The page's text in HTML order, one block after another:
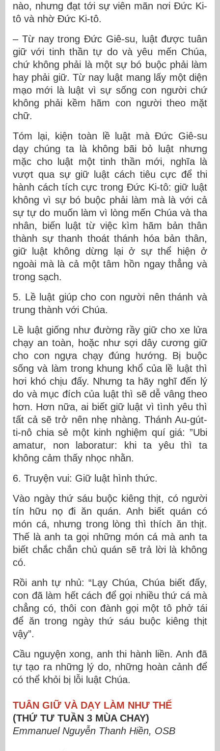
nào, nhưng đạt tới sự viên mãn nơi Đức Ki-
tô và nhờ Đức Ki-tô.
– Từ nay trong Đức Giê-su, luật được tuân
giữ với tinh thần tự do và yêu mến Chúa,
chứ không phải là một sự bó buộc phải làm
hay phải giữ. Từ nay luật mang lấy một diện
mạo mới là luật vì sự sống con người chứ
không phải kềm hãm con người theo mặt
chữ.
Tóm lại, kiện toàn lề luật mà Đức Giê-su
dạy chúng ta là không bãi bỏ luật nhưng
mặc cho luật một tinh thần mới, nghĩa là
vượt qua sự giữ luật cách tiêu cực để thi
hành cách tích cực trong Đức Ki-tô: giữ luật
không vì sự bó buộc phải làm mà là với cả
sự tự do muốn làm vì lòng mến Chúa và tha
nhân, biến luật từ việc kìm hãm bản thân
thành sự thanh thoát thánh hóa bản thân,
giữ luật không dừng lại ở sự thể hiện ở
ngoài mà là cả một tâm hồn ngay thẳng và
trong sạch.
5. Lề luật giúp cho con người nên thánh và
trung thành với Chúa.
Lề luật giống như đường rầy giữ cho xe lửa
chạy an toàn, hoặc như sợi dây cương giữ
cho con ngựa chạy đúng hướng. Bị buộc
sống và làm trong khung khổ của lề luật thì
hơi khó chịu đấy. Nhưng ta hãy nghĩ đến lý
do và mục đích của luật thì sẽ dễ vâng theo
hơn. Hơn nữa, ai biết giữ luật vì tình yêu thì
tất cả sẽ trở nên nhẹ nhàng. Thánh Au-gút-
ti-nô chia sẻ một kinh nghiệm quí giá: ”Ubi
amatur, non laboratur: khi ta yêu thì ta
không cảm thấy nhọc nhằn.
6. Truyện vui: Giữ luật hình thức.
Vào ngày thứ sáu buộc kiêng thịt, có người
tín hữu nọ đi ăn quán. Anh biết quán có
món cá, nhưng trong lòng thì thích ăn thịt.
Thế là anh ta gọi những món cá mà anh ta
biết chắc chắn chủ quán sẽ trả lời là không
có.
Rồi anh tự nhủ: “Lạy Chúa, Chúa biết đấy,
con đã làm hết cách để gọi nhiều thứ cá mà
chẳng có, thôi con đành gọi một tô phở tái
để ăn trong ngày thứ sáu buộc kiêng thịt
vậy”.
Cầu nguyện xong, anh thi hành liền. Anh đã
tự tạo ra những lý do, những hoàn cảnh để
có thể khỏi bị lỗi luật Chúa.
TUÂN GIỮ VÀ DẠY LÀM NHƯ THẾ
(THỨ TƯ TUẦN 3 MÙA CHAY)
Emmanuel Nguyễn Thanh Hiền, OSB